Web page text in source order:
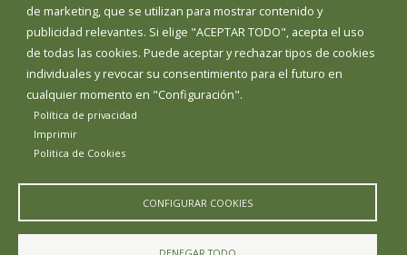
de marketing, que se utilizan para mostrar contenido y
publicidad relevantes. Si elige "ACEPTAR TODO", acepta el uso
de todas las cookies. Puede aceptar y rechazar tipos de cookies
individuales y revocar su consentimiento para el futuro en
cualquier momento en "Configuración".
Política de privacidad
Imprimir
Politica de Cookies
CONFIGURAR COOKIES